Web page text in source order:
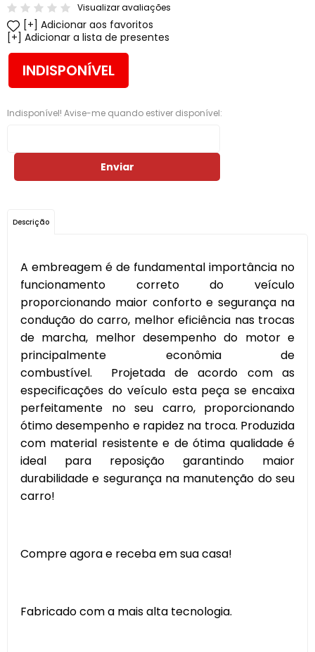
Visualizar avaliações
Adicionar aos favoritos
Adicionar a lista de presentes
INDISPONÍVEL
Indisponível! Avise-me quando estiver disponível:
Enviar
Descrição
A embreagem é de fundamental importância no
funcionamento correto do veículo
proporcionando maior conforto e segurança na
condução do carro, melhor eficiência nas trocas
de marcha, melhor desempenho do motor e
principalmente econômia de
combustível. Projetada de acordo com as
especificações do veículo esta peça se encaixa
perfeitamente no seu carro, proporcionando
ótimo desempenho e rapidez na troca. Produzida
com material resistente e de ótima qualidade é
ideal para reposição garantindo maior
durabilidade e segurança na manutenção do seu
carro!
Compre agora e receba em sua casa!
Fabricado com a mais alta tecnologia.